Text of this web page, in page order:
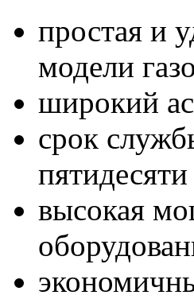
простая и
модели
широкий
срок
высокая